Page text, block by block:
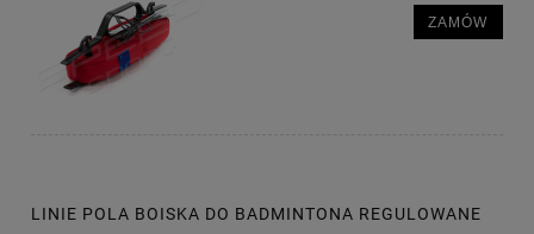
ZAMÓW
LINIE POLA BOISKA DO BADMINTONA REGULOWANE